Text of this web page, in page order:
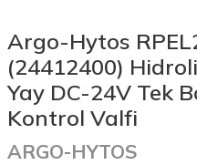
Argo-Hytos
(24412400)
Yay DC-24V Tek
Kontrol Valfi
ARGO-HYTOS